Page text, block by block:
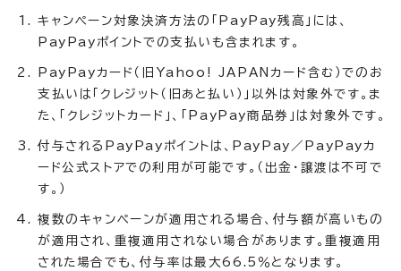
キャンペーン対象決済方法の「PayPay残高」には、
PayPayポイントでの支払いも含まれます。
PayPayカード（旧Yahoo! JAPANカード含む）でのお
支払いは「クレジット（旧あと払い）」以外は対象外です。ま
た、「クレジットカード」、「PayPay商品券」は対象外です。
付与されるPayPayポイントは、PayPay／PayPayカ
ード公式ストアでの利用が可能です。（出金・譲渡は不可で
す。）
複数のキャンペーンが適用される場合、付与額が高いもの
が適用され、重複適用されない場合があります。重複適用
された場合でも、付与率は最大66.5％となります。